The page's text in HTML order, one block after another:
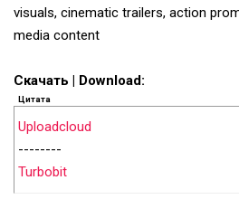
visuals, cinematic trailers, action
media content
Скачать | Download:
Цитата
Uploadcloud
--------
Turbobit